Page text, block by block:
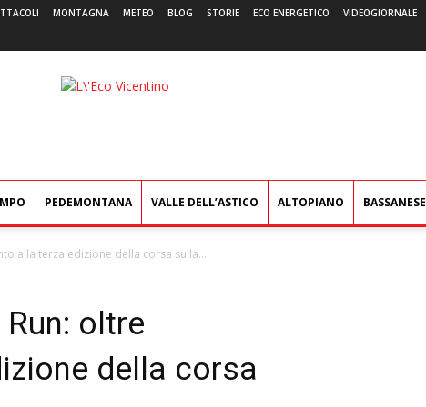
MONTAGNA METEO BLOG STORIE ECO ENERGETICO VIDEOGIORNALE
L'Eco
PEDEMONTANA VALLE DELL’ASTICO ALTOPIANO BASSANESE
alla terza edizione della corsa sulla...
oltre
della corsa